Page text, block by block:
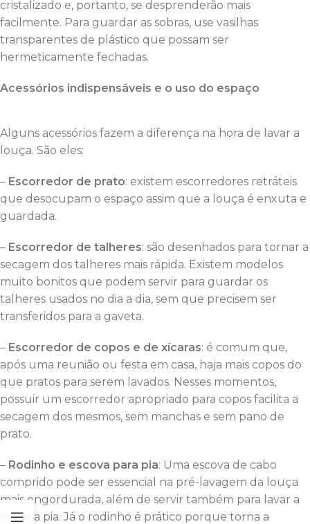
cristalizado e, portanto, se desprenderão mais
facilmente. Para guardar as sobras, use vasilhas
transparentes de plástico que possam ser
hermeticamente fechadas.
Acessórios indispensáveis e o uso do espaço
Alguns acessórios fazem a diferença na hora de lavar a
louça. São eles:
– Escorredor de prato: existem escorredores retráteis
que desocupam o espaço assim que a louça é enxuta e
guardada.
– Escorredor de talheres: são desenhados para tornar a
secagem dos talheres mais rápida. Existem modelos
muito bonitos que podem servir para guardar os
talheres usados no dia a dia, sem que precisem ser
transferidos para a gaveta.
– Escorredor de copos e de xícaras: é comum que,
após uma reunião ou festa em casa, haja mais copos do
que pratos para serem lavados. Nesses momentos,
possuir um escorredor apropriado para copos facilita a
secagem dos mesmos, sem manchas e sem pano de
prato.
– Rodinho e escova para pia: Uma escova de cabo
comprido pode ser essencial na pré-lavagem da louça
mais engordurada, além de servir também para lavar a
própria pia. Já o rodinho é prático porque torna a